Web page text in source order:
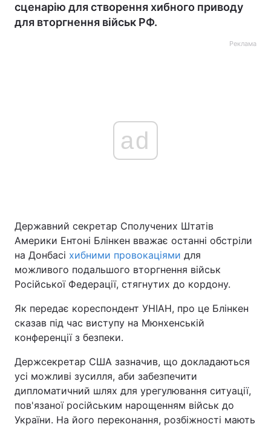
сценарію для створення хибного приводу
для вторгнення військ РФ.
Реклама
ad
Державний секретар Сполучених Штатів
Америки Ентоні Блінкен вважає останні обстріли
на Донбасі хибними провокаціями для
можливого подальшого вторгнення військ
Російської Федерації, стягнутих до кордону.
Як передає кореспондент УНІАН, про це Блінкен
сказав під час виступу на Мюнхенській
конференції з безпеки.
Держсекретар США зазначив, що докладаються
усі можливі зусилля, аби забезпечити
дипломатичний шлях для урегулювання ситуації,
пов'язаної російським нарощенням військ до
України. На його переконання, розбіжності мають